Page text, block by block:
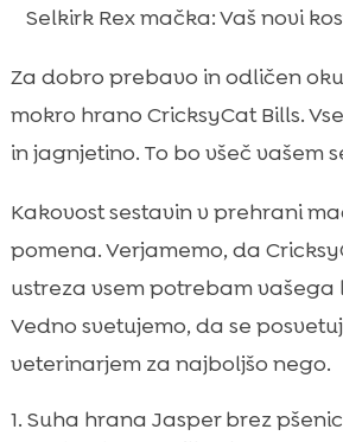
Selkirk Rex mačka: Vaš novi
Za dobro prebavo in odličen
mokro hrano CricksyCat Bills.
in jagnjetino. To bo všeč vašem
Kakovost sestavin v prehrani
pomena. Verjamemo, da
ustreza vsem potrebam vašega
Vedno svetujemo, da se
veterinarjem za najboljšo nego.
Suha hrana Jasper brez